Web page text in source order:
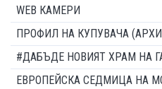
WEB КАМЕРИ
ПРОФИЛ НА КУПУВАЧА
#ДАБЪДЕ НОВИЯТ ХРАМ НА
ЕВРОПЕЙСКА СЕДМИЦА НА